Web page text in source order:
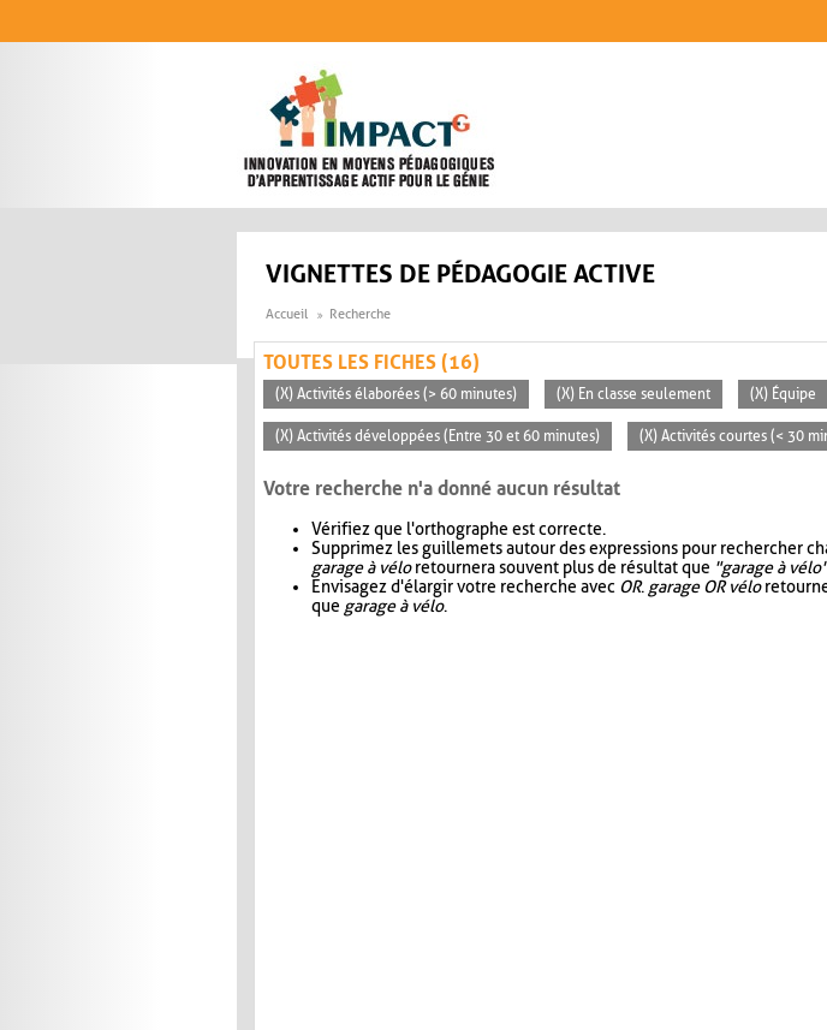
VIGNETTES DE PÉDAGOGIE ACTIVE
Accueil Recherche
TOUTES LES FICHES (16)
(X) Activités élaborées (> 60 minutes) (X) En classe seulement (X) Équipe
(X) Activités développées (Entre 30 et 60 minutes) (X) Activités courtes (< 30
Votre recherche n'a donné aucun résultat
Vérifiez que l'orthographe est correcte.
Supprimez les guillemets autour des expressions pour rechercher
garage à véloretournera souvent plus de résultat que "garage à vélo"
Envisagez d'élargir votre recherche avec OR. garage OR vélo
que garage à vélo.